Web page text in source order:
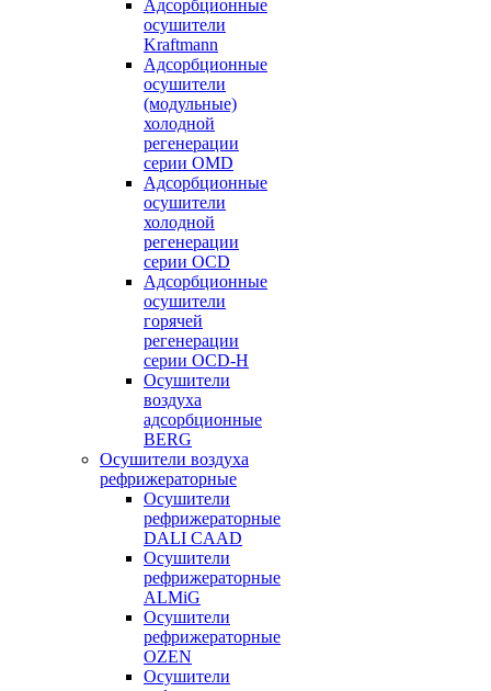
Адсорбционные
осушители
Kraftmann
Адсорбционные
осушители
(модульные)
холодной
регенерации
серии OMD
Адсорбционные
осушители
холодной
регенерации
серии OCD
Адсорбционные
осушители
горячей
регенерации
серии OСD-H
Осушители
воздуха
адсорбционные
BERG
Осушители воздуха
рефрижераторные
Осушители
рефрижераторные
DALI CAAD
Осушители
рефрижераторные
ALMiG
Осушители
рефрижераторные
OZEN
Осушители